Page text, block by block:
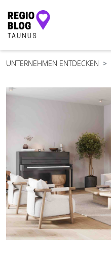
Hauptnavigation
UNTERNEHMEN ENTDECKEN